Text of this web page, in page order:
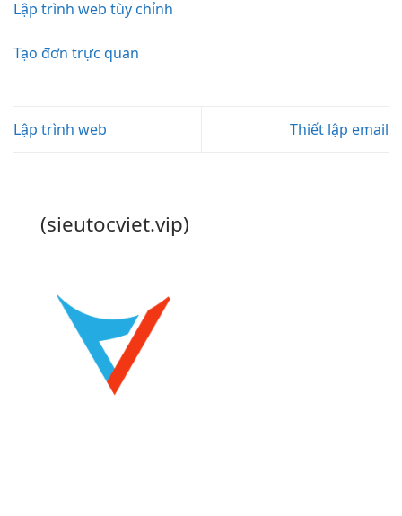
Lập trình web tùy chỉnh
Tạo đơn trực quan
Lập trình web Thiết lập email
(sieutocviet.vip)